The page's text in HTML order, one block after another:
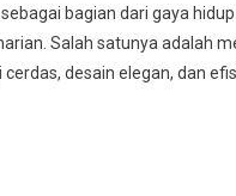
bagian dari gaya
Salah satunya adalah
desain elegan, dan